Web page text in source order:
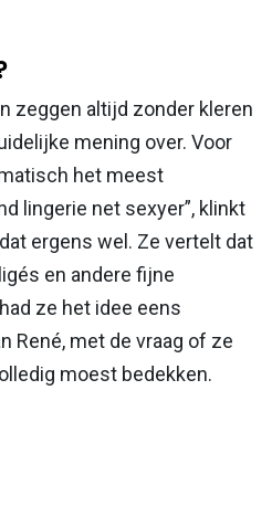
zeggen altijd zonder kleren
mening over. Voor
het meest
lingerie net sexyer”, klinkt
ergens wel. Ze vertelt dat
en andere fijne
ze het idee eens
René, met de vraag of ze
moest bedekken.